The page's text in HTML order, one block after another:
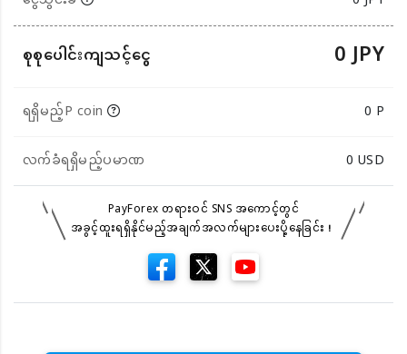
စုစုပေါင်းကျသင့်ငွေ 0 JPY
ရရှိမည့်P coin
0 P
လက်ခံရရှိမည့်ပမာဏ
0USD
PayForex တရားဝင် SNS အကောင့်တွင်
အခွင့်ထူးရရှိနိုင်မည့်အချက်အလက်များပေးပို့နေခြင်း！